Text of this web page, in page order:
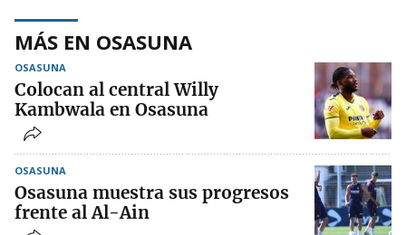
MÁS EN OSASUNA
OSASUNA
Colocan al central Willy
Kambwala en Osasuna
OSASUNA
Osasuna muestra sus progresos
frente al Al-Ain